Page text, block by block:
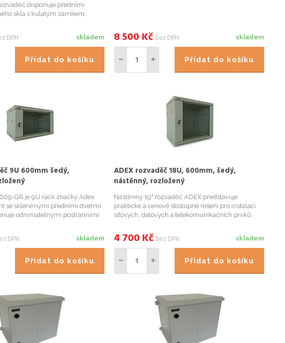
disponuje předními
skla s kulatým zámkem,
panely a otvory pro
na horním a spodním ...
skladem
DPH
Přidat do košíku
skladem
8 500 Kč bez DPH
Přidat do košíku
9U 600mm šedý,
GR je 9U rack značky Adex
se skleněnými předními dveřmi.
odnímatelnými postranními
racku a otvory pro protažení
a sp...
skladem
DPH
Přidat do košíku
ADEX rozvaděč 18U, 600mm, šedý,
nástěnný, rozložený
Nástěnný 19" rozvaděč ADEX představuje
praktické a cenově dostupné řešení pro instalaci
síťových, datových a telekomunikačních prvků.
místa při přepravě i skladování, což snižuje
náklady na logistiku a usna...
skladem
4 700 Kč bez DPH
Přidat do košíku